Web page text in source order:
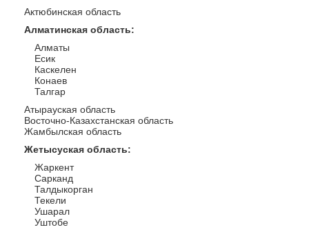
Актюбинская область
Алматинская область:
Алматы
Есик
Каскелен
Конаев
Талгар
Атырауская область
Восточно-Казахстанская область
Жамбылская область
Жетысуская область:
Жаркент
Сарканд
Талдыкорган
Текели
Ушарал
Уштобе